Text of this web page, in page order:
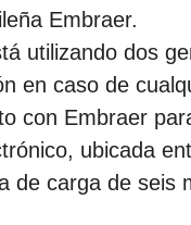
Embraer.
utilizando dos
en caso de
con Embraer
ubicada
de carga de seis